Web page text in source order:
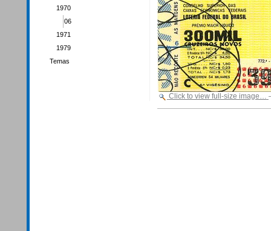
Click to view full-size image…
1970
06
1971
1979
Temas